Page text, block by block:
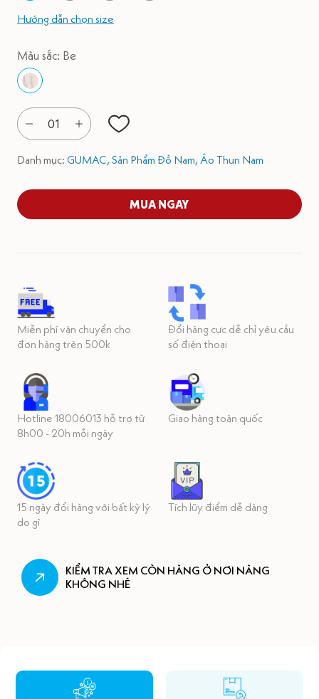
Hướng dẫn chọn size
Màu sắc: Be
01
Danh mục: GUMAC, Sản Phẩm Đồ Nam, Áo Thun Nam
MUA NGAY
Miễn phí vận chuyển cho
đơn hàng trên 500k
Đổi hàng cực dễ chỉ yêu cầu
số điện thoại
Hotline 18006013 hỗ trợ từ
8h00 - 20h mỗi ngày
Giao hàng toàn quốc
15 ngày đổi hàng với bất kỳ lý
do gì
Tích lũy điểm dễ dàng
KIỂM TRA XEM CÒN HÀNG Ở NƠI NÀNG
KHÔNG NHÉ